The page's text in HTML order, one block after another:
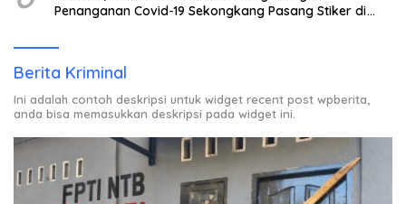
Penanganan Covid-19 Sekongkang Pasang Stiker di
Berita Kriminal
Ini adalah contoh deskripsi untuk widget recent post wpberita,
anda bisa memasukkan deskripsi pada widget ini.